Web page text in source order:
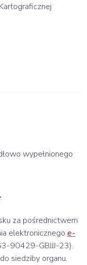
wypełnionego
za pośrednictwem
elektronicznego e-
90429-GBJJJ-23).
siedziby organu.